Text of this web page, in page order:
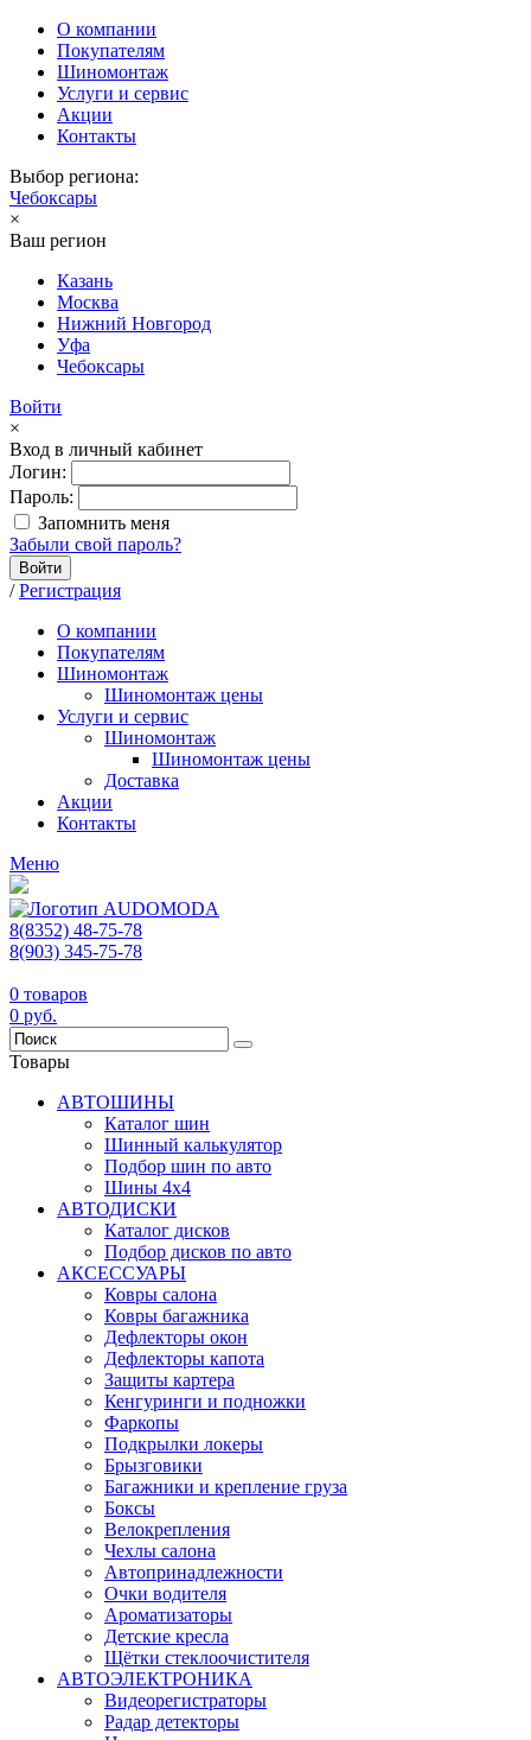
О компании
Покупателям
Шиномонтаж
Услуги и сервис
Акции
Контакты
Выбор региона:
Чебоксары
×
Ваш регион
Казань
Москва
Нижний Новгород
Уфа
Чебоксары
Войти
×
Вход в личный кабинет
Логин:
Пароль:
Запомнить меня
Забыли свой пароль?
Войти
/ Регистрация
О компании
Покупателям
Шиномонтаж
Шиномонтаж цены
Услуги и сервис
Шиномонтаж
Шиномонтаж цены
Доставка
Акции
Контакты
Меню
8(8352) 48-75-78
8(903) 345-75-78
0 товаров
0 руб.
Товары
АВТОШИНЫ
Каталог шин
Шинный калькулятор
Подбор шин по авто
Шины 4x4
АВТОДИСКИ
Каталог дисков
Подбор дисков по авто
АКСЕССУАРЫ
Ковры салона
Ковры багажника
Дефлекторы окон
Дефлекторы капота
Защиты картера
Кенгуринги и подножки
Фаркопы
Подкрылки локеры
Брызговики
Багажники и крепление груза
Боксы
Велокрепления
Чехлы салона
Автопринадлежности
Очки водителя
Ароматизаторы
Детские кресла
Щётки стеклоочистителя
АВТОЭЛЕКТРОНИКА
Видеорегистраторы
Радар детекторы